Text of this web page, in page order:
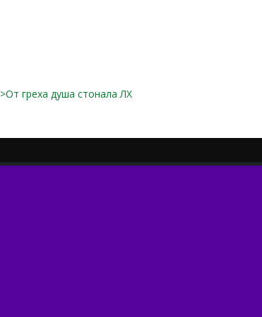
>От греха душа стонала ЛХ